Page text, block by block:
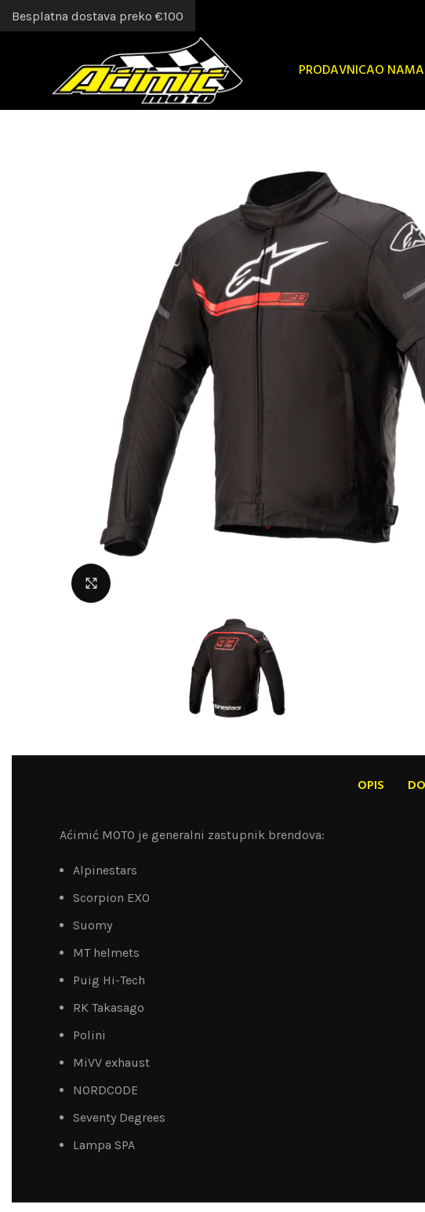
PRODAVNICAO NAMA
OPIS
Aćimić MOTO je generalni zastupnik brendova:
Alpinestars
Scorpion EXO
Suomy
MT helmets
Puig Hi-Tech
RK Takasago
Polini
MiVV exhaust
NORDCODE
Seventy Degrees
Lampa SPA
Besplatna dostava preko €100